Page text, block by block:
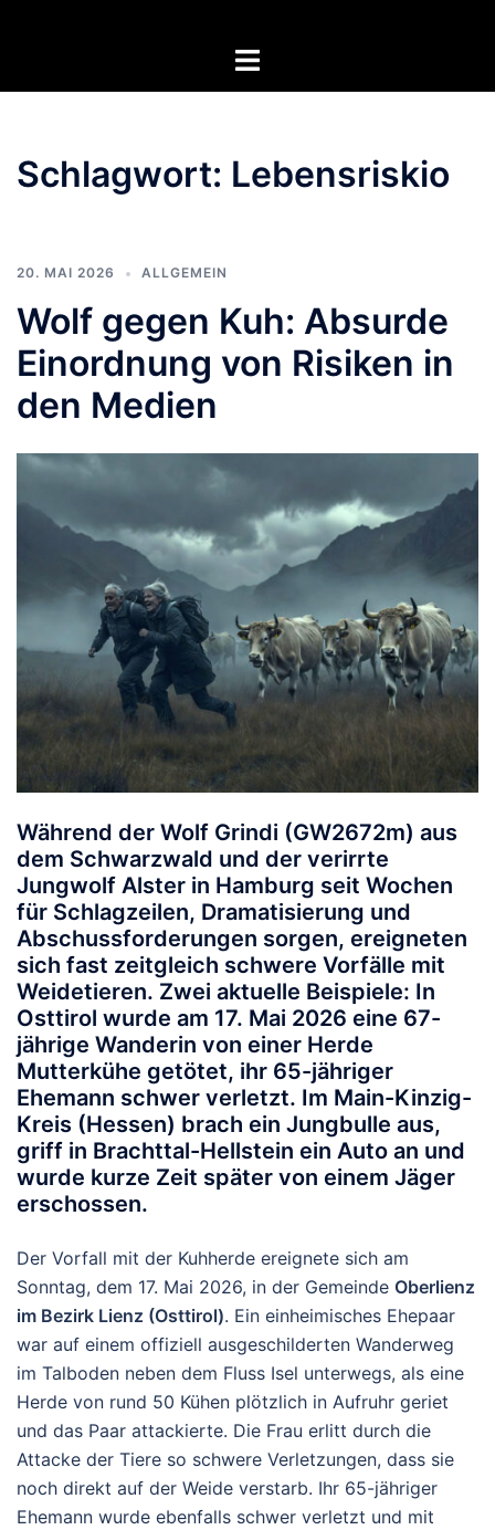
Menü
Schlagwort: Lebensriskio
20. MAI 2026 ALLGEMEIN
Wolf gegen Kuh: Absurde
Einordnung von Risiken in
den Medien
Während der Wolf Grindi (GW2672m) aus
dem Schwarzwald und der verirrte
Jungwolf Alster in Hamburg seit Wochen
für Schlagzeilen, Dramatisierung und
Abschussforderungen sorgen, ereigneten
sich fast zeitgleich schwere Vorfälle mit
Weidetieren. Zwei aktuelle Beispiele: In
Osttirol wurde am 17. Mai 2026 eine 67-
jährige Wanderin von einer Herde
Mutterkühe getötet, ihr 65-jähriger
Ehemann schwer verletzt. Im Main-Kinzig-
Kreis (Hessen) brach ein Jungbulle aus,
griff in Brachttal-Hellstein ein Auto an und
wurde kurze Zeit später von einem Jäger
erschossen.
Der Vorfall mit der Kuhherde ereignete sich am
Sonntag, dem 17. Mai 2026, in der Gemeinde Oberlienz
im Bezirk Lienz (Osttirol). Ein einheimisches Ehepaar
war auf einem offiziell ausgeschilderten Wanderweg
im Talboden neben dem Fluss Isel unterwegs, als eine
Herde von rund 50 Kühen plötzlich in Aufruhr geriet
und das Paar attackierte. Die Frau erlitt durch die
Attacke der Tiere so schwere Verletzungen, dass sie
noch direkt auf der Weide verstarb. Ihr 65-jähriger
Ehemann wurde ebenfalls schwer verletzt und mit